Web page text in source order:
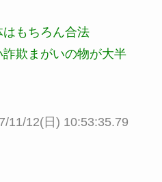
もちろん合法
欺まがいの物が大半
11/12(日) 10:53:35.79